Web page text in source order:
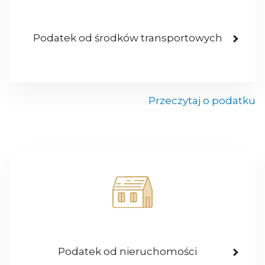
Podatek od środków transportowych
Przeczytaj o podatku
Podatek od nieruchomości